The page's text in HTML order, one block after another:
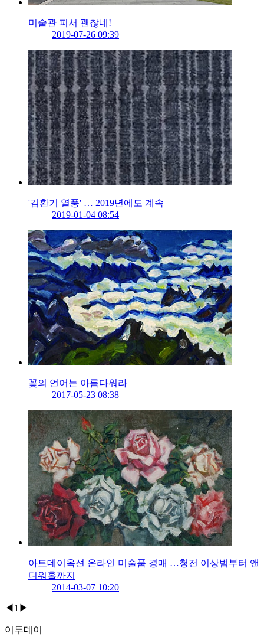
미술관 피서 괜찮네!
2019-07-26 09:39
'김환기 열풍' … 2019년에도 계속
2019-01-04 08:54
꽃의 언어는 아름다워라
2017-05-23 08:38
아트데이옥션 온라인 미술품 경매 …청전 이상범부터 앤
디워홀까지
2014-03-07 10:20
◀ 1 ▶
이투데이